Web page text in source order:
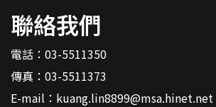
聯絡我們
電話： 03-5511350
傳真：03-5511373
E-mail： kuang.lin8899@msa.hinet.net